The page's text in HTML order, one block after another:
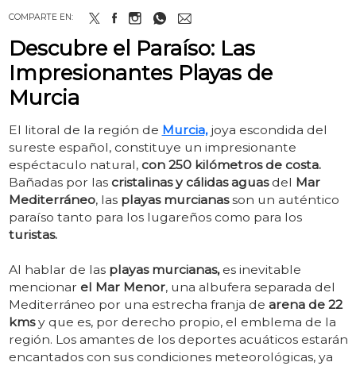
COMPARTE EN:
Descubre el Paraíso: Las
Impresionantes Playas de
Murcia
El litoral de la región de Murcia,joya escondida del
sureste español, constituye un impresionante
espéctaculo natural, con 250 kilómetros de costa.
Bañadas por las cristalinas y cálidas aguasdel Mar
Mediterráneo, las playas murcianasson un auténtico
paraíso tanto para los lugareños como para los
turistas.
Al hablar de las playas murcianas,es inevitable
mencionar el Mar Menor, una albufera separada del
Mediterráneo por una estrecha franja de arena de 22
kmsy que es, por derecho propio, el emblema de la
región. Los amantes de los deportes acuáticos estarán
encantados con sus condiciones meteorológicas, ya